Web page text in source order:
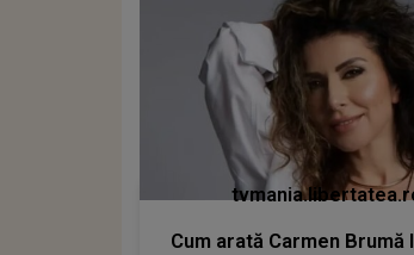
Cum arată Carmen Brumă